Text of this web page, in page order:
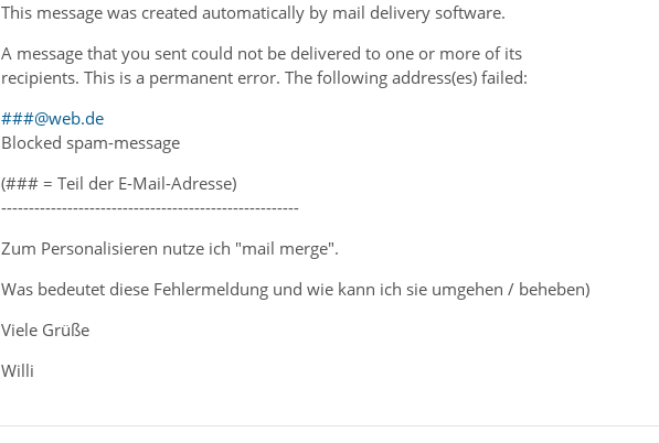
This message was created automatically by mail delivery software.
A message that you sent could not be delivered to one or more of its
recipients. This is a permanent error. The following address(es) failed:
###@web.de
Blocked spam-message
(### = Teil der E-Mail-Adresse)
------------------------------------------------------
Zum Personalisieren nutze ich "mail merge".
Was bedeutet diese Fehlermeldung und wie kann ich sie umgehen / beheben)
Viele Grüße
Willi